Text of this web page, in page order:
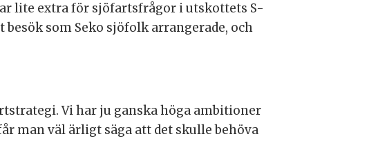
lite extra för sjöfartsfrågor i utskottets S-
som Seko sjöfolk arrangerade, och
Vi har ju ganska höga ambitioner
man väl ärligt säga att det skulle behöva